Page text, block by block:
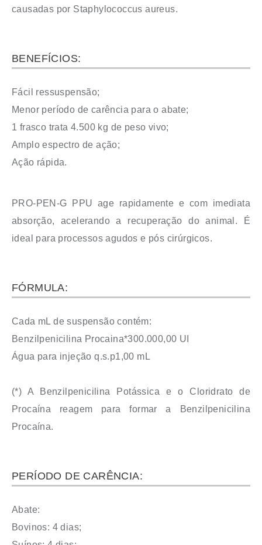
causadas por Staphylococcus aureus.
BENEFÍCIOS:
Fácil ressuspensão;
Menor período de carência para o abate;
1 frasco trata 4.500 kg de peso vivo;
Amplo espectro de ação;
Ação rápida.
PRO-PEN-G PPU age rapidamente e com imediata
absorção, acelerando a recuperação do animal. É
ideal para processos agudos e pós cirúrgicos.
FÓRMULA:
Cada mL de suspensão contém:
Benzilpenicilina Procaina*300.000,00 UI
Água para injeção q.s.p1,00 mL
(*) A Benzilpenicilina Potássica e o Cloridrato de
Procaína reagem para formar a Benzilpenicilina
Procaína.
PERÍODO DE CARÊNCIA:
Abate:
Bovinos: 4 dias;